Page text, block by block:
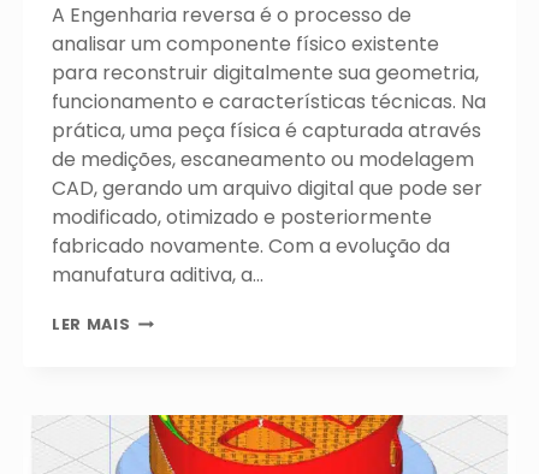
A Engenharia reversa é o processo de
analisar um componente físico existente
para reconstruir digitalmente sua geometria,
funcionamento e características técnicas. Na
prática, uma peça física é capturada através
de medições, escaneamento ou modelagem
CAD, gerando um arquivo digital que pode ser
modificado, otimizado e posteriormente
fabricado novamente. Com a evolução da
manufatura aditiva, a…
LER MAIS O
REVERSA?